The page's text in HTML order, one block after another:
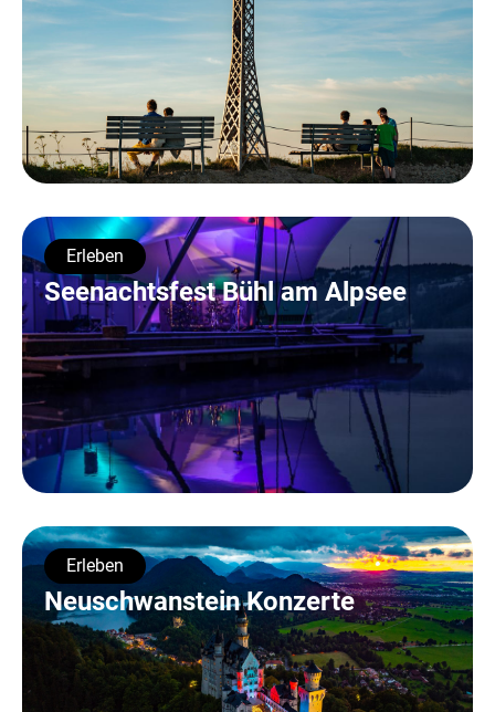
Erleben
Seenachtsfest Bühl am Alpsee
Erleben
Neuschwanstein Konzerte